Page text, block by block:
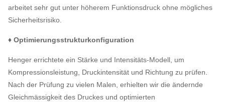
arbeitet sehr gut unter höherem Funktionsdruck ohne mögliches
Sicherheitsrisiko.
♦ Optimierungsstrukturkonfiguration
Henger errichtete ein Stärke und Intensitäts-Modell, um
Kompressionsleistung, Druckintensität und Richtung zu prüfen.
Nach der Prüfung zu vielen Malen, erhielten wir die ändernde
Gleichmässigkeit des Druckes und optimierten